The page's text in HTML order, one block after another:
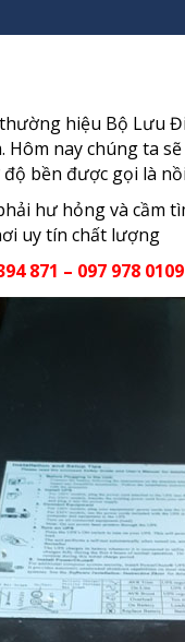
hiệu Bộ Lưu
nay chúng ta
bền được gọi là
hư hỏng và cầm
uy tín chất lượng
871 – 097 978